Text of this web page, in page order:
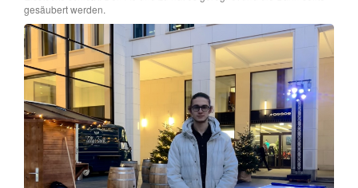
gesäubert werden.